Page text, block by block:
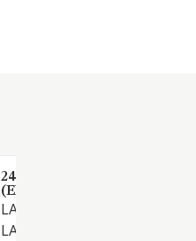
24-7 BUSINESS SERVICES
(EXTINGUIDA)
LA SOCIEDAD TIENE POR
LA IMPLEMENTACION DE